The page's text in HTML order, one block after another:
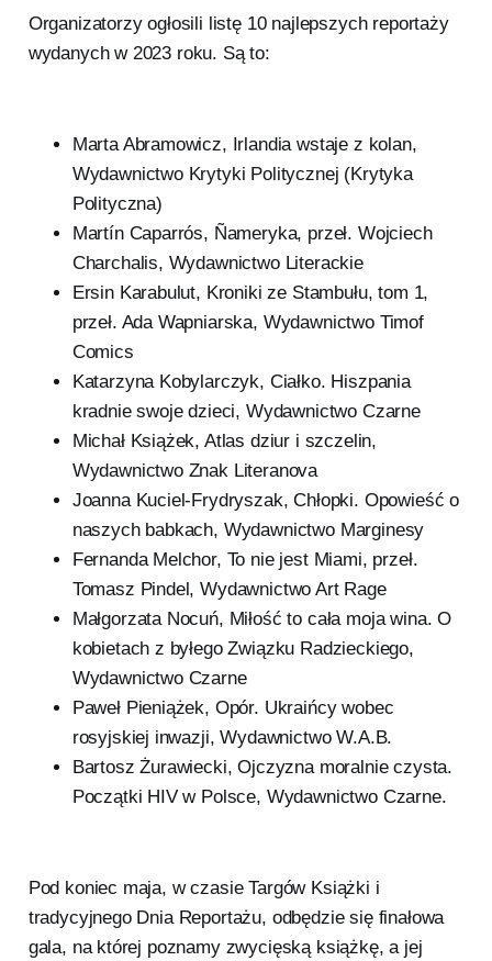
Organizatorzy ogłosili listę 10 najlepszych reportaży
wydanych w 2023 roku. Są to:
Marta Abramowicz, Irlandia wstaje z kolan,
Wydawnictwo Krytyki Politycznej (Krytyka
Polityczna)
Martín Caparrós, Ñameryka, przeł. Wojciech
Charchalis, Wydawnictwo Literackie
Ersin Karabulut, Kroniki ze Stambułu, tom 1,
przeł. Ada Wapniarska, Wydawnictwo Timof
Comics
Katarzyna Kobylarczyk, Ciałko. Hiszpania
kradnie swoje dzieci, Wydawnictwo Czarne
Michał Książek, Atlas dziur i szczelin,
Wydawnictwo Znak Literanova
Joanna Kuciel-Frydryszak, Chłopki. Opowieść o
naszych babkach, Wydawnictwo Marginesy
Fernanda Melchor, To nie jest Miami, przeł.
Tomasz Pindel, Wydawnictwo Art Rage
Małgorzata Nocuń, Miłość to cała moja wina. O
kobietach z byłego Związku Radzieckiego,
Wydawnictwo Czarne
Paweł Pieniążek, Opór. Ukraińcy wobec
rosyjskiej inwazji, Wydawnictwo W.A.B.
Bartosz Żurawiecki, Ojczyzna moralnie czysta.
Początki HIV w Polsce, Wydawnictwo Czarne.
Pod koniec maja, w czasie Targów Książki i
tradycyjnego Dnia Reportażu, odbędzie się finałowa
gala, na której poznamy zwycięską książkę, a jej